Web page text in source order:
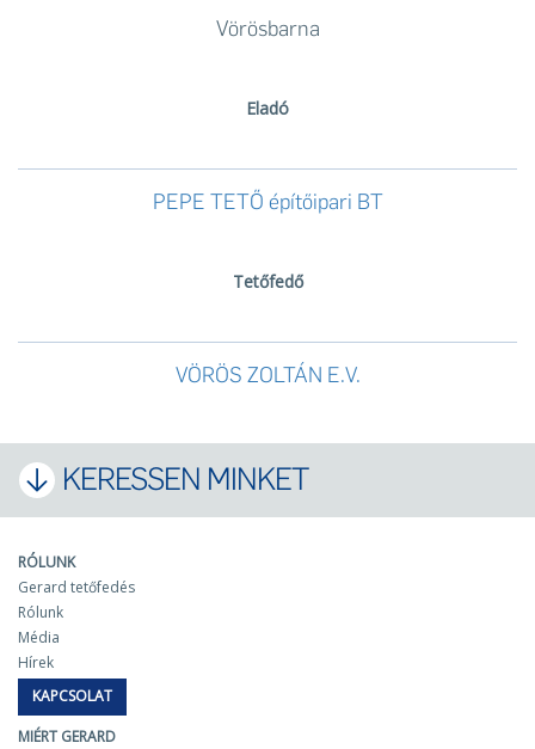
Vörösbarna
Eladó
PEPE TETŐ építőipari BT
Tetőfedő
VÖRÖS ZOLTÁN E.V.
KERESSEN MINKET
RÓLUNK
Gerard tetőfedés
Rólunk
Média
Hírek
KAPCSOLAT
MIÉRT GERARD